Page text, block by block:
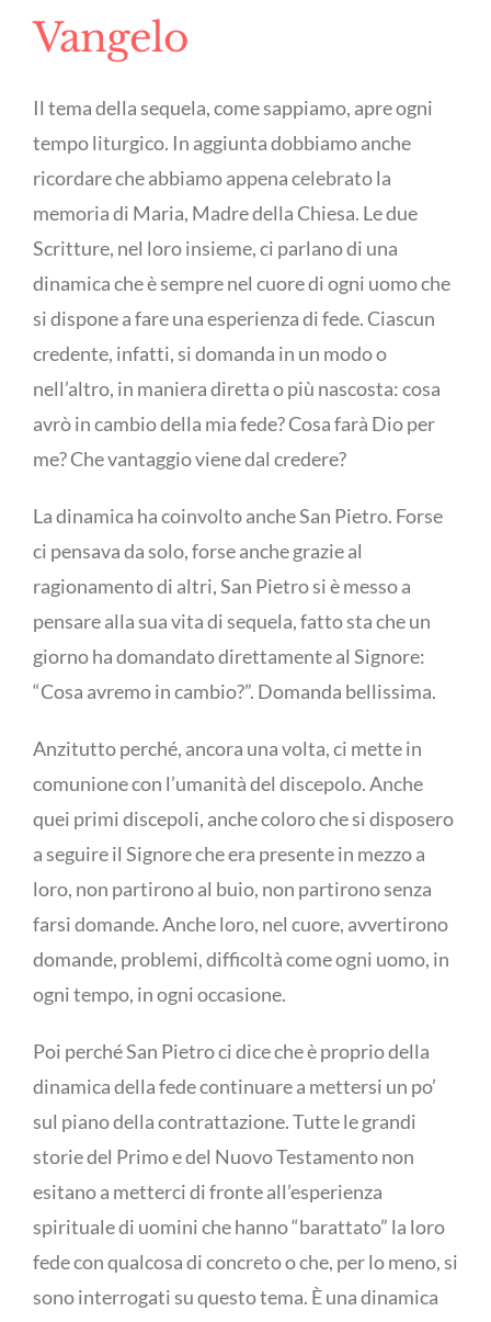
Vangelo
Il tema della sequela, come sappiamo, apre ogni
tempo liturgico. In aggiunta dobbiamo anche
ricordare che abbiamo appena celebrato la
memoria di Maria, Madre della Chiesa. Le due
Scritture, nel loro insieme, ci parlano di una
dinamica che è sempre nel cuore di ogni uomo che
si dispone a fare una esperienza di fede. Ciascun
credente, infatti, si domanda in un modo o
nell’altro, in maniera diretta o più nascosta: cosa
avrò in cambio della mia fede? Cosa farà Dio per
me? Che vantaggio viene dal credere?
La dinamica ha coinvolto anche San Pietro. Forse
ci pensava da solo, forse anche grazie al
ragionamento di altri, San Pietro si è messo a
pensare alla sua vita di sequela, fatto sta che un
giorno ha domandato direttamente al Signore:
“Cosa avremo in cambio?”. Domanda bellissima.
Anzitutto perché, ancora una volta, ci mette in
comunione con l’umanità del discepolo. Anche
quei primi discepoli, anche coloro che si disposero
a seguire il Signore che era presente in mezzo a
loro, non partirono al buio, non partirono senza
farsi domande. Anche loro, nel cuore, avvertirono
domande, problemi, difficoltà come ogni uomo, in
ogni tempo, in ogni occasione.
Poi perché San Pietro ci dice che è proprio della
dinamica della fede continuare a mettersi un po’
sul piano della contrattazione. Tutte le grandi
storie del Primo e del Nuovo Testamento non
esitano a metterci di fronte all’esperienza
spirituale di uomini che hanno “barattato” la loro
fede con qualcosa di concreto o che, per lo meno, si
sono interrogati su questo tema. È una dinamica